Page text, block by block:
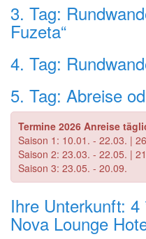
3. Tag:
Fuzeta“
4. Tag:
5. Tag: Abreise
Termine 2026 Anreise
Saison 1: 10.01. - 22.03. |
Saison 2: 23.03. - 22.05. |
Saison 3: 23.05. - 20.09.
Ihre Unterkunft:
Nova Lounge